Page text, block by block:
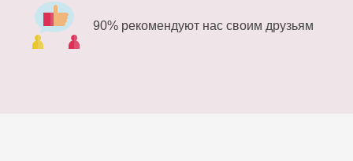
90% рекомендуют нас своим друзьям